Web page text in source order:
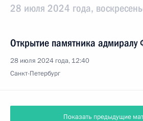
28 июля 2024 года,
Открытие памятника адмиралу
28 июля 2024 года, 12:40
Санкт-Петербург
Показать предыдущие